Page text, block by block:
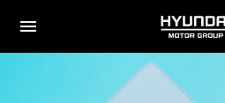
전체
HYUNDAI
MOTOR
GROUP